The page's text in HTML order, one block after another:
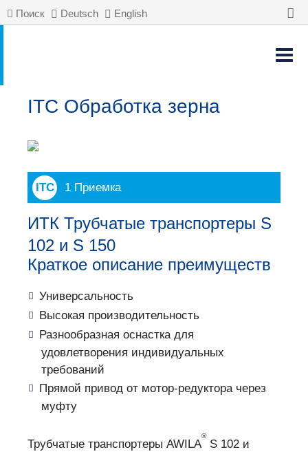
Поиск Deutsch English
ITC Обработка зерна
1 Приемка
ИТК Трубчатые транспортеры S
102 и S 150
Краткое описание преимуществ
Универсальность
Высокая производительность
Разнообразная оснастка для
удовлетворения индивидуальных
требований
Прямой привод от мотор-редуктора через
муфту
Трубчатые транспортеры AWILA
®
S 102 и